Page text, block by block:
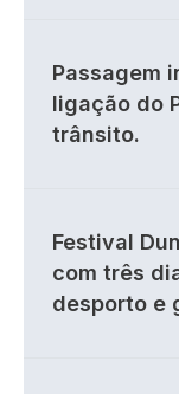
Passagem
ligação do
trânsito.
Festival
com três
desporto e